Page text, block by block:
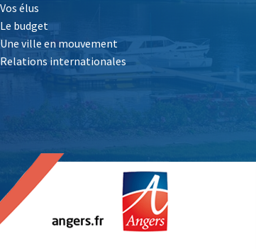
Vos élus
Le budget
Une ville en mouvement
Relations internationales
fenêtre